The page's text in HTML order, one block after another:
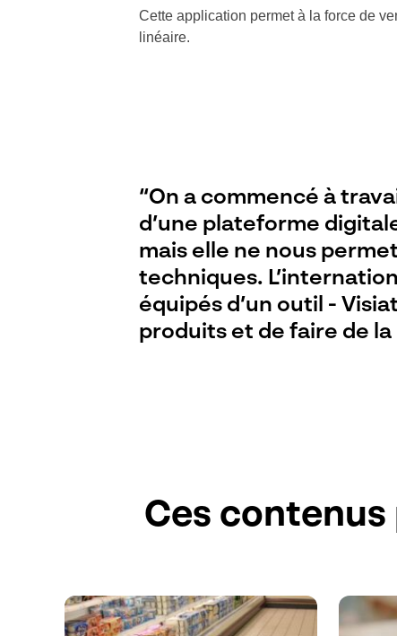
Cette application permet à la force de
linéaire.
“On a commencé à
d’une plateforme
mais elle ne nous
techniques.
équipés d’un outil -
produits et de faire de la
Ces